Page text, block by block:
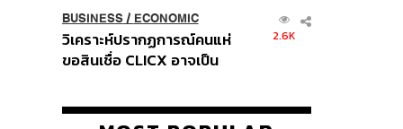
BUSINESS/ ECONOMIC
วิเคราะห์ปรากฏการณ์คนแห่
ขอสินเชื่อ CLICX อาจเป็น
ปัญหาหนี้ครัวเรือนไทยที่ถูกซุก
2.6K